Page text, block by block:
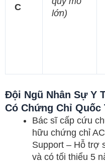
C
lớn)
Đội Ngũ Nhân Sự Y
Có Chứng Chỉ Quốc
Bác sĩ cấp cứu
hữu chứng chỉ
Support – Hỗ trợ
và có tối thiểu 5